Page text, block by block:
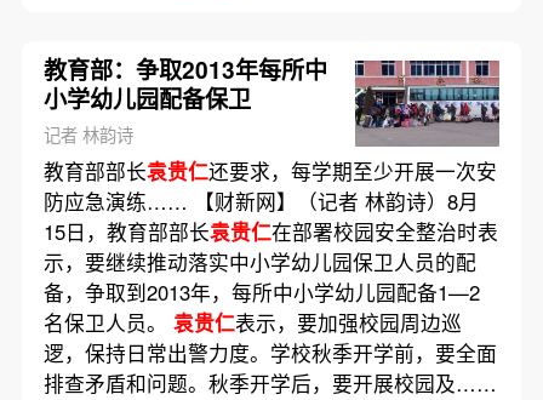
教育部：争取2013年每所中
小学幼儿园配备保卫
记者 林韵诗
教育部部长袁贵仁还要求，每学期至少开展一次安
防应急演练…… 【财新网】（记者 林韵诗）8月
15日，教育部部长袁贵仁在部署校园安全整治时表
示，要继续推动落实中小学幼儿园保卫人员的配
备，争取到2013年，每所中小学幼儿园配备1—2
名保卫人员。 袁贵仁表示，要加强校园周边巡
逻，保持日常出警力度。学校秋季开学前，要全面
排查矛盾和问题。秋季开学后，要开展校园及……